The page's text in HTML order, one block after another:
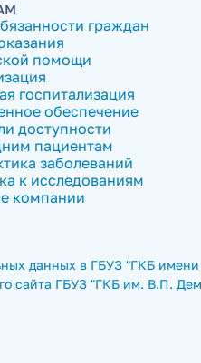
граждан
помощи
госпитализация
обеспечение
доступности
пациентам
заболеваний
к исследованиям
компании
данных в ГБУЗ "ГКБ
сайта ГБУЗ "ГКБ им. В.П.